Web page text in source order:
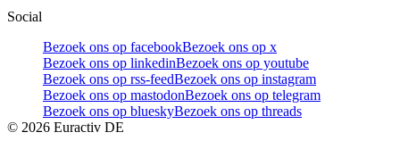
Social
Bezoek ons op facebookBezoek ons op x
Bezoek ons op linkedinBezoek ons op youtube
Bezoek ons op rss-feedBezoek ons op instagram
Bezoek ons op mastodonBezoek ons op telegram
Bezoek ons op blueskyBezoek ons op threads
© 2026 Euractiv DE